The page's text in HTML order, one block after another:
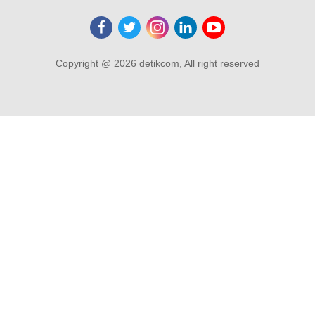
Copyright @ 2026 detikcom, All right reserved